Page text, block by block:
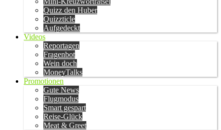
Quizz den Huber
Quizzticle
Aufgedeckt
Videos
Reportagen
Fragenbot
Wein doch
MoneyTalks
Promotionen
Gute News
Flugmodus
Smart gespart
Reise-Glück
Meat & Greet